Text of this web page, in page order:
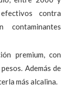
contra
contaminantes
premium, con
Además de
más alcalina.